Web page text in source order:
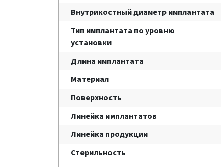
Внутрикостный диаметр имплантата
Тип имплантата по уровню
установки
Длина имплантата
Материал
Поверхность
Линейка имплантатов
Линейка продукции
Стерильность